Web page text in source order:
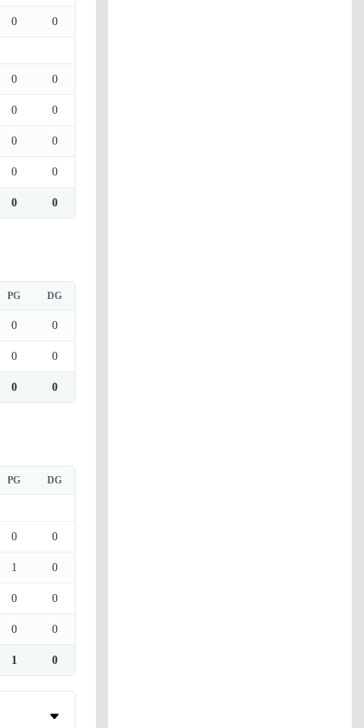
0 0
0 0
0 0
0 0
0 0
0 0
PG DG
0 0
0 0
0 0
PG DG
0 0
1 0
0 0
0 0
1 0